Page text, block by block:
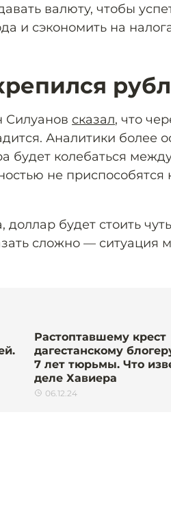
валюту, чтобы
и сэкономить на
Силуанов сказал, что
Аналитики более
будет колебаться
не приспособятся
будет стоить
сложно — ситуация
Растоптавшему крест
дагестанскому
7 лет тюрьмы. Что
деле Хавиера
06.12.24